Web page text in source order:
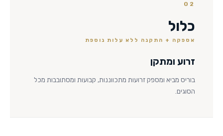
02
כלול
אספקה + התקנה ללא עלות נוספת
זרוע ומתקן
בוריס מביא ומספק זרועות מתכווננות, קבועות ומסתובבות מכל
הסוגים.